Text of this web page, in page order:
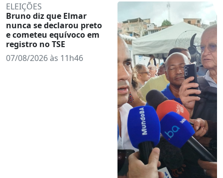
ELEIÇÕES
Bruno diz que Elmar
nunca se declarou preto
e cometeu equívoco em
registro no TSE
07/08/2026 às 11h46